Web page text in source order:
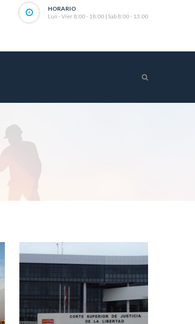
HORARIO
Lun - Vier 8:00 - 18:00 | Sab 8:00 - 13:00
+